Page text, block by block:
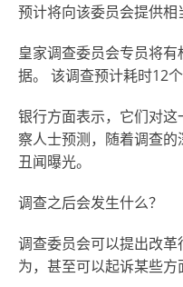
预计将向该委员会提供相
皇家调查委员会专员将
据。 该调查预计耗时12个
银行方面表示，它们对
察人士预测，随着调查
丑闻曝光。
调查之后会发生什么？
调查委员会可以提出改
为，甚至可以起诉某些方